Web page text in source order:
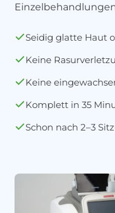
Seidig glatte Haut
Keine
Keine
Komplett in 35
Schon nach 2–3